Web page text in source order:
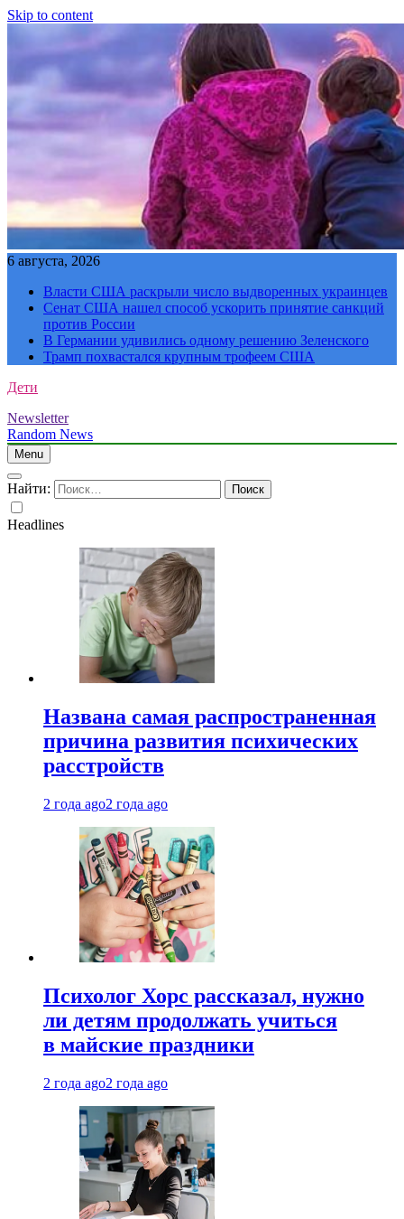
Skip to content
6 августа, 2026
Власти США раскрыли число выдворенных украинцев
Сенат США нашел способ ускорить принятие санкций
против России
В Германии удивились одному решению Зеленского
Трамп похвастался крупным трофеем США
Дети
Newsletter
Random News
Menu
Найти:
Headlines
Названа самая распространенная
причина развития психических
расстройств
2 года ago2 года ago
Психолог Хорс рассказал, нужно
ли детям продолжать учиться
в майские праздники
2 года ago2 года ago